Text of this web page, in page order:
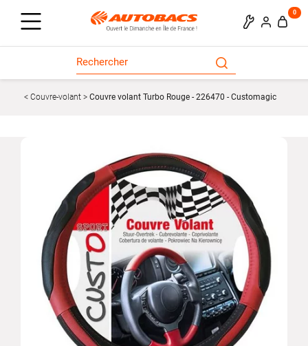
0
Couvre-volant Couvre volant Turbo Rouge - 226470 - Customagic